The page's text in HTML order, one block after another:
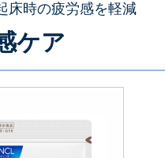
床時の疲労感を軽減
ケア